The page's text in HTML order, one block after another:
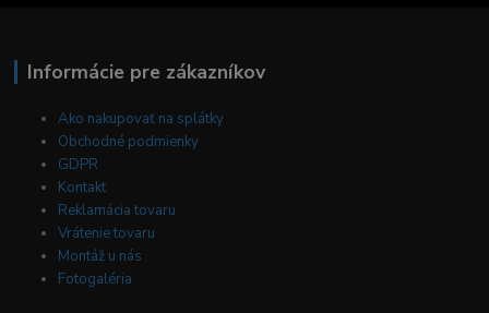
Informácie pre zákazníkov
Ako nakupovať na splátky
Obchodné podmienky
GDPR
Kontakt
Reklamácia tovaru
Vrátenie tovaru
Montáž u nás
Fotogaléria